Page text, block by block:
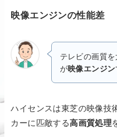
映像エンジンの性能差
テレビの画質
が映像エンジン
ハイセンスは東芝の映像技
カーに匹敵する高画質処理